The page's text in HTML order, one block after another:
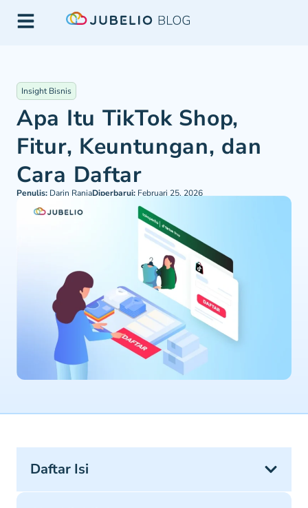
Insight Bisnis
Apa Itu TikTok Shop,
Fitur, Keuntungan, dan
Cara Daftar
Penulis: Darin RaniaDiperbarui: Februari 25, 2026
Daftar Isi